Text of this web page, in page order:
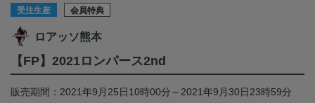
受注生産 会員特典
ロアッソ熊本
【FP】2021ロンパース2nd
販売期間：2021年9月25日10時00分～2021年9月30日23時59分